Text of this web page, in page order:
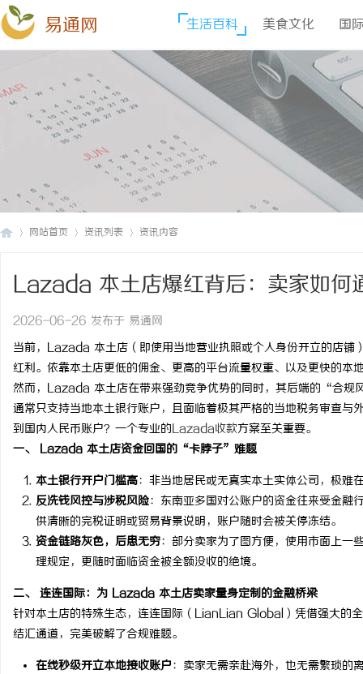
易通网 生活百科 美食文化 国
网站首页 资讯列表 资讯内容
Lazada 本土店爆红背后：卖家如何
2026-06-26 发布于 易通网
当前，Lazada 本土店（即使用当地营业执照或个人身份开立的店
红利。依靠本土店更低的佣金、更高的平台流量权重、以及更快的本
然而，Lazada 本土店在带来强劲竞争优势的同时，其后端的“合
通常只支持当地本土银行账户，且面临着极其严格的当地税务审查
到国内人民币账户？一个专业的Lazada收款方案至关重要。
一、 Lazada 本土店资金回国的“卡脖子”难题
本土银行开户门槛高：非当地居民或无真实本土实体公司，极难
反洗钱风控与涉税风险：东南亚多国对公账户的资金往来受金融
供清晰的完税证明或贸易背景说明，账户随时会被关停冻结。
资金链路灰色，后患无穷：部分卖家为了图方便，使用市面上一
理规定，更随时面临资金被全额没收的绝境。
二、 连连国际：为 Lazada 本土店卖家量身定制的金融桥梁
针对本土店的特殊生态，连连国际（LianLian Global）凭借强大的
结汇通道，完美破解了合规难题。
在线秒级开立本地接收账户：卖家无需亲赴海外，也无需繁琐的